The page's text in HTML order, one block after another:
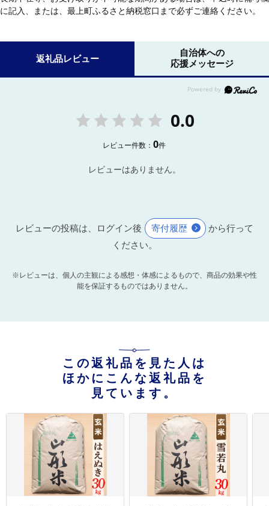
に記入、または、最上町ふるさと納税窓口まで必ずご連絡ください。
返礼品レビュー
自治体への
応援メッセージ
0.0
レビュー件数：0件
レビューはありません。
レビューの投稿は、ログイン後 寄付履歴
から行って
ください。
※レビューは、個人の主観による感想・体感によるもので、商品の効果や性
能を保証するものではありません。
この返礼品を見た人は
ほかにこんな返礼品を
見ています。